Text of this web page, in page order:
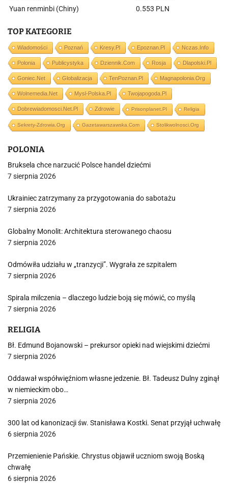
Yuan renminbi (Chiny)
0.553 PLN
TOP KATEGORIE
Wiadomości Poznań Kresy.pl Epoznan.pl Nczas.info
Polonia Publicystyka Dziennik.com Rosja Dlapolski.pl
Goniec.net Globalizacja TenPoznan.pl Magnapolonia.org
Wolnemedia.net Mysl-Polska.pl Twojapogoda.pl
Dobrewiadomosci.net.pl Zdrowie Prisonplanet.pl Religia
Sekrety-Zdrowia.org Gazetawarszawska.com Stolikwolnosci.org
POLONIA
Bruksela chce narzucić Polsce handel dziećmi
7 sierpnia 2026
Ukrainiec zatrzymany za przygotowania do sabotażu
7 sierpnia 2026
Globalny Monolit: Architektura sterowanego chaosu
7 sierpnia 2026
Odmówiła udziału w „tranzycji”. Wygrała ze szpitalem
7 sierpnia 2026
Spirala milczenia – dlaczego ludzie boją się mówić, co myślą
7 sierpnia 2026
RELIGIA
Bł. Edmund Bojanowski – prekursor opieki nad wiejskimi dziećmi
7 sierpnia 2026
Oddawał współwięźniom własne jedzenie. Bł. Tadeusz Dulny zginął
w niemieckim obo…
7 sierpnia 2026
300 lat od kanonizacji św. Stanisława Kostki. Senat przyjął uchwałę
6 sierpnia 2026
Przemienienie Pańskie. Chrystus objawił uczniom swoją Boską
chwałę
6 sierpnia 2026